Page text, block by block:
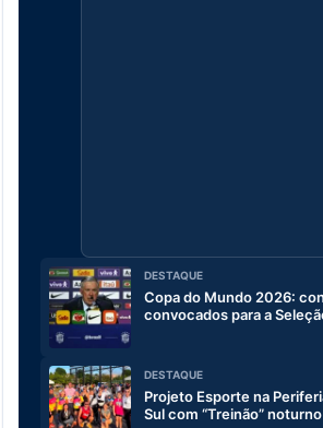
DESTAQUE
Copa do Mundo 2026:
convocados para a
DESTAQUE
Projeto Esporte na
Sul com “Treinão”